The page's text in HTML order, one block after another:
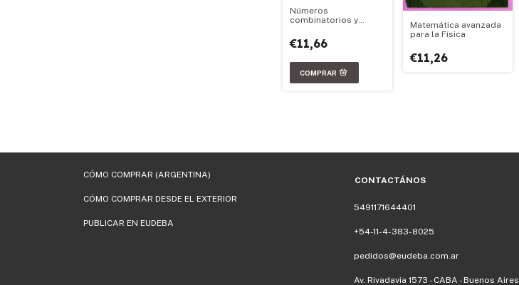
Números
combinatorios y
€11,66
Matemática avanzada
para la Física
€11,26
CÓMO COMPRAR (ARGENTINA)
CÓMO COMPRAR DESDE EL EXTERIOR
PUBLICAR EN EUDEBA
CONTACTÁNOS
5491171644401
+54-11-4-383-8025
pedidos@eudeba.com.ar
Av. Rivadavia 1573 - CABA - Buenos Aires